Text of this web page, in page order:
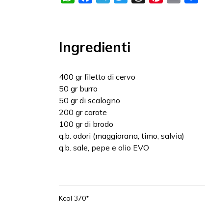
Ingredienti
400 gr filetto di cervo
50 gr burro
50 gr di scalogno
200 gr carote
100 gr di brodo
q.b. odori (maggiorana, timo, salvia)
q.b. sale, pepe e olio EVO
Kcal 370*